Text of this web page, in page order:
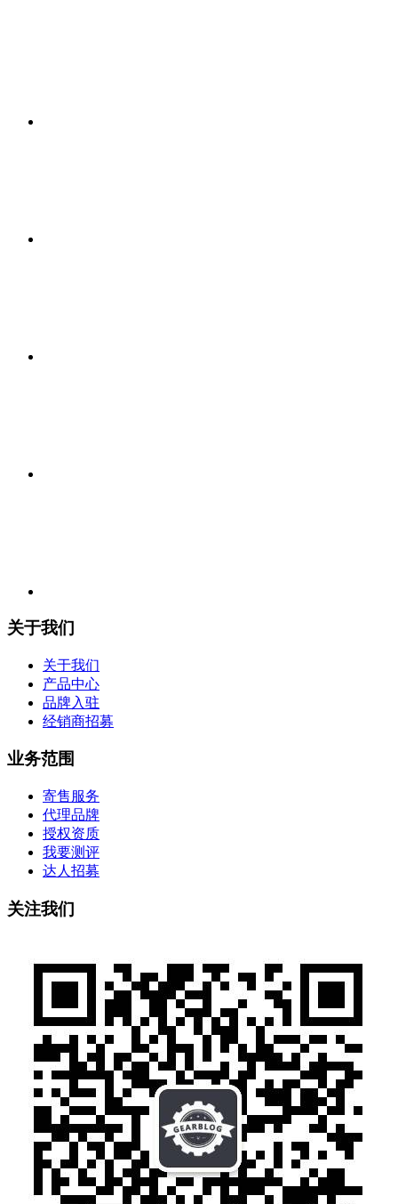
关于我们
关于我们
产品中心
品牌入驻
经销商招募
业务范围
寄售服务
代理品牌
授权资质
我要测评
达人招募
关注我们